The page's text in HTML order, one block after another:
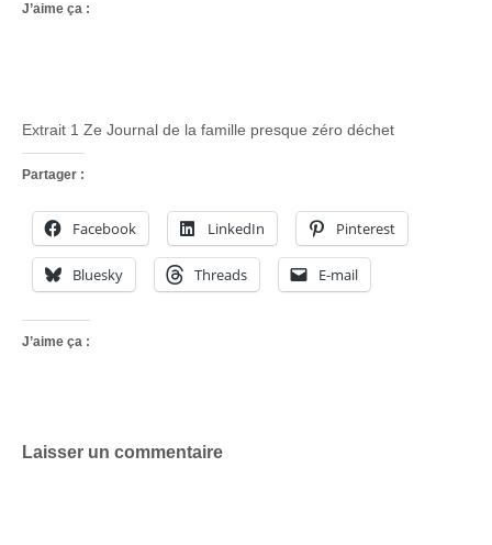
J’aime ça :
Extrait 1 Ze Journal de la famille presque zéro déchet
Partager :
Facebook LinkedIn Pinterest
Bluesky Threads E-mail
J’aime ça :
Laisser un commentaire